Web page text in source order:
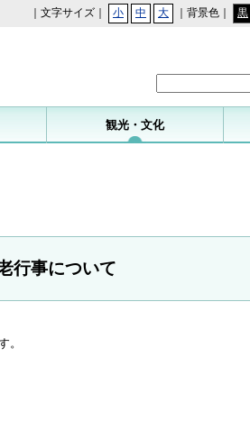
｜文字サイズ｜ 小 中 大 ｜背景色｜ 黒
観光・文化
行事について
。